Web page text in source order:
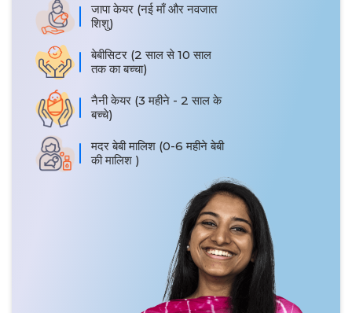
जापा केयर (नई माँ और नवजात
शिशु)
बेबीसिटर (2 साल से 10 साल
तक का बच्चा)
नैनी केयर (3 महीने - 2 साल के
बच्चे)
मदर बेबी मालिश (0-6 महीने बेबी
की मालिश )